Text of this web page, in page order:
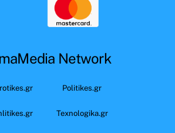
Network
Politikes.gr
Texnologika.gr